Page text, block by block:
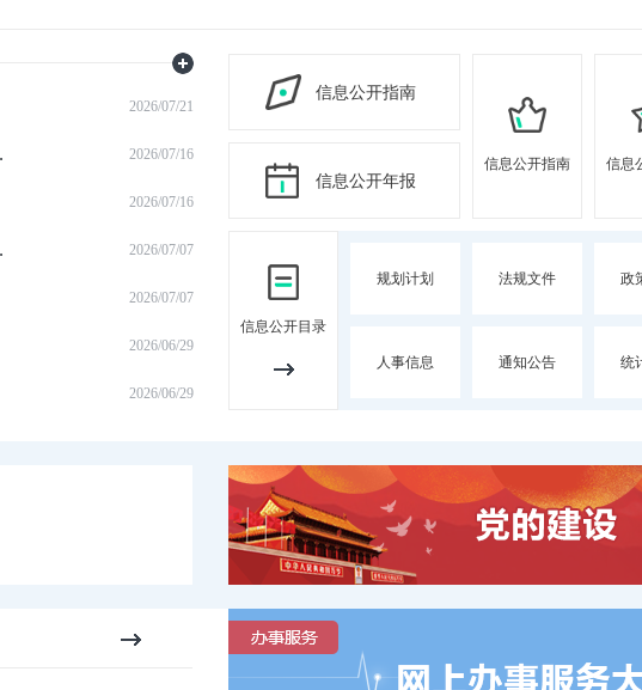
2026/07/21
2026/07/16
2026/07/16
2026/07/07
2026/07/07
2026/06/29
2026/06/29
信息公开指南
信息公开年报
信息公开指南 信息
信息公开目录
规划计划 法规文件 政
人事信息 通知公告 统